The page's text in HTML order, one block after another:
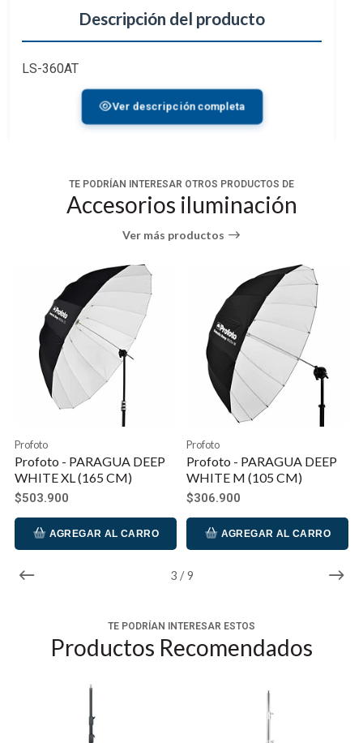
Descripción del producto
LS-360AT
SKU: 611060
Modelo: LS-360AT
Max. altura: 360cm
Soporta: 5,0 kg.
Ver descripción completa
TE PODRÍAN INTERESAR OTROS PRODUCTOS DE
Accesorios iluminación
Ver más productos
3 / 9
Profoto
Profoto - PARAGUA DEEP
WHITE XL (165 CM)
$503.900
AGREGAR AL CARRO
Profoto
Profoto - PARAGUA DEEP
WHITE M (105 CM)
$306.900
AGREGAR AL CARRO
TE PODRÍAN INTERESAR ESTOS
Productos Recomendados